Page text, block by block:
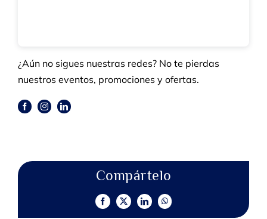
¿Aún no sigues nuestras redes? No te pierdas
nuestros eventos, promociones y ofertas.
Compártelo
Facebook
X LinkedInWhatsApp